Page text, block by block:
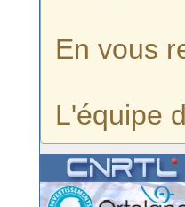
En vous
L'équipe